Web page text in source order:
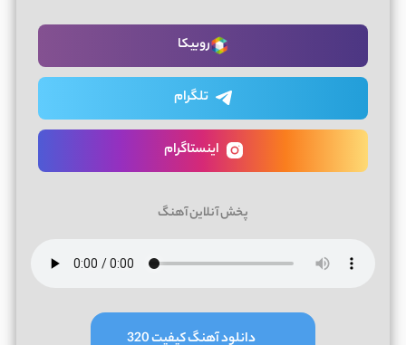
روبیکا
تلگرام
اینستاگرام
پخش آنلاین آهنگ
دانلود آهنگ کیفیت 320